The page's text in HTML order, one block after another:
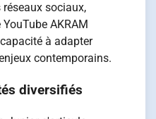
réseaux sociaux,
AKRAM
à adapter
contemporains.
diversifiés